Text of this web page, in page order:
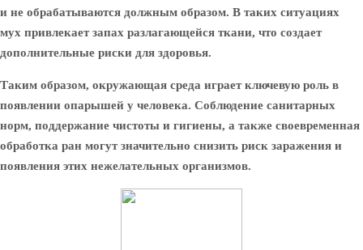
и не обрабатываются должным образом. В таких ситуациях
мух привлекает запах разлагающейся ткани, что создает
дополнительные риски для здоровья.
Таким образом, окружающая среда играет ключевую роль в
появлении опарышей у человека. Соблюдение санитарных
норм, поддержание чистоты и гигиены, а также своевременная
обработка ран могут значительно снизить риск заражения и
появления этих нежелательных организмов.